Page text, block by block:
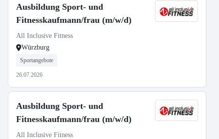
Ausbildung Sport- und
Fitnesskaufmann/frau (m/w/d)
All Inclusive Fitness
Würzburg
Sportangebote
26.07.2026
Ausbildung Sport- und
Fitnesskaufmann/frau (m/w/d)
All Inclusive Fitness